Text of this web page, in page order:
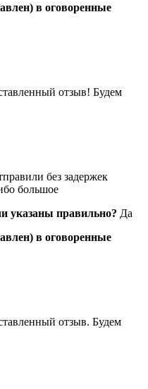
в оговоренные
отзыв! Будем
без задержек
большое
указаны правильно? Да
в оговоренные
отзыв. Будем